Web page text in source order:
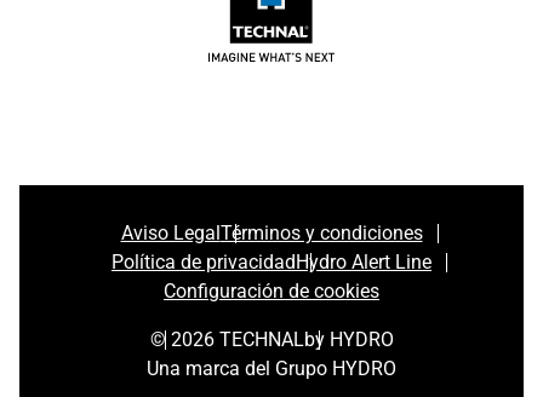
Aviso LegalTérminos y condiciones
Política de privacidadHydro Alert Line
Configuración de cookies
© 2026 TECHNALby HYDRO
Una marca del Grupo HYDRO